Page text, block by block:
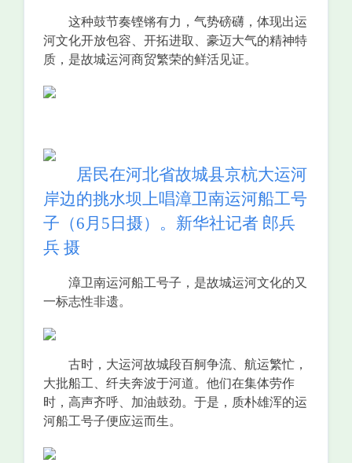
这种鼓节奏铿锵有力，气势磅礴，体现出运
河文化开放包容、开拓进取、豪迈大气的精神特
质，是故城运河商贸繁荣的鲜活见证。
居民在河北省故城县京杭大运河
岸边的挑水坝上唱漳卫南运河船工号
子（6月5日摄）。新华社记者 郎兵
兵 摄
漳卫南运河船工号子，是故城运河文化的又
一标志性非遗。
古时，大运河故城段百舸争流、航运繁忙，
大批船工、纤夫奔波于河道。他们在集体劳作
时，高声齐呼、加油鼓劲。于是，质朴雄浑的运
河船工号子便应运而生。